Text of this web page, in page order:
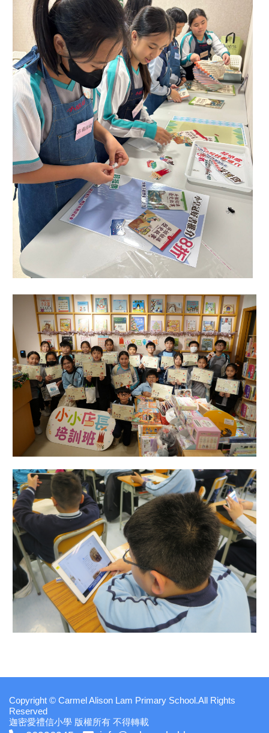
Copyright © Carmel Alison Lam Primary School.All Rights
Reserved
迦密愛禮信小學 版權所有 不得轉載